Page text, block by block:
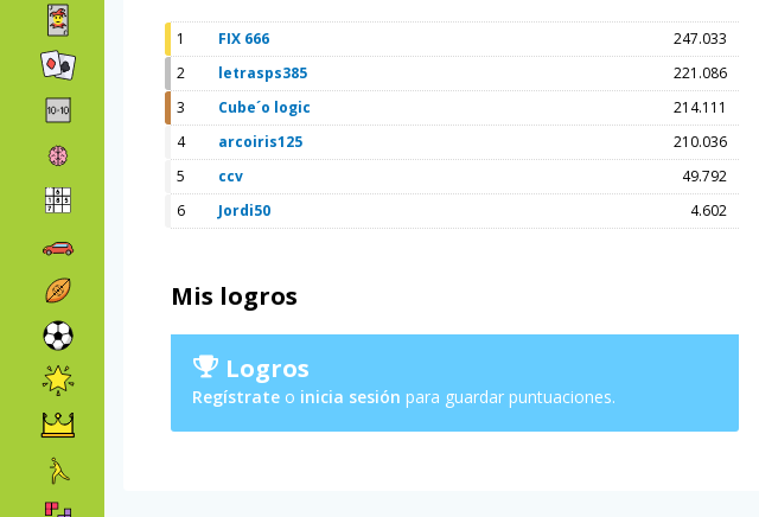
1 FIX 666
247.033
2
letrasps385
221.086
3
Cube´o logic
214.111
4
arcoiris125
210.036
5
ccv
49.792
6
Jordi50 4.602
Mis logros
Logros
Regístrate o inicia sesión para guardar puntuaciones.